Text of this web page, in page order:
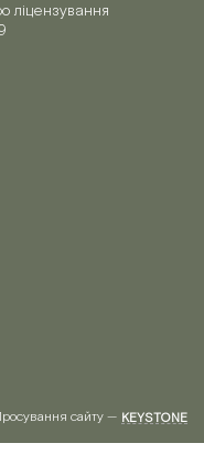
ліцензування
сайту — KEYSTONE